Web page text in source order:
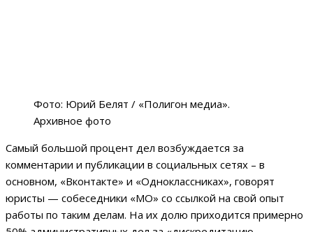
Фото: Юрий Белят / «Полигон медиа».
Архивное фото
Самый большой процент дел возбуждается за
комментарии и публикации в социальных сетях – в
основном, «Вконтакте» и «Одноклассниках», говорят
юристы — собеседники «МО» со ссылкой на свой опыт
работы по таким делам. На их долю приходится примерно